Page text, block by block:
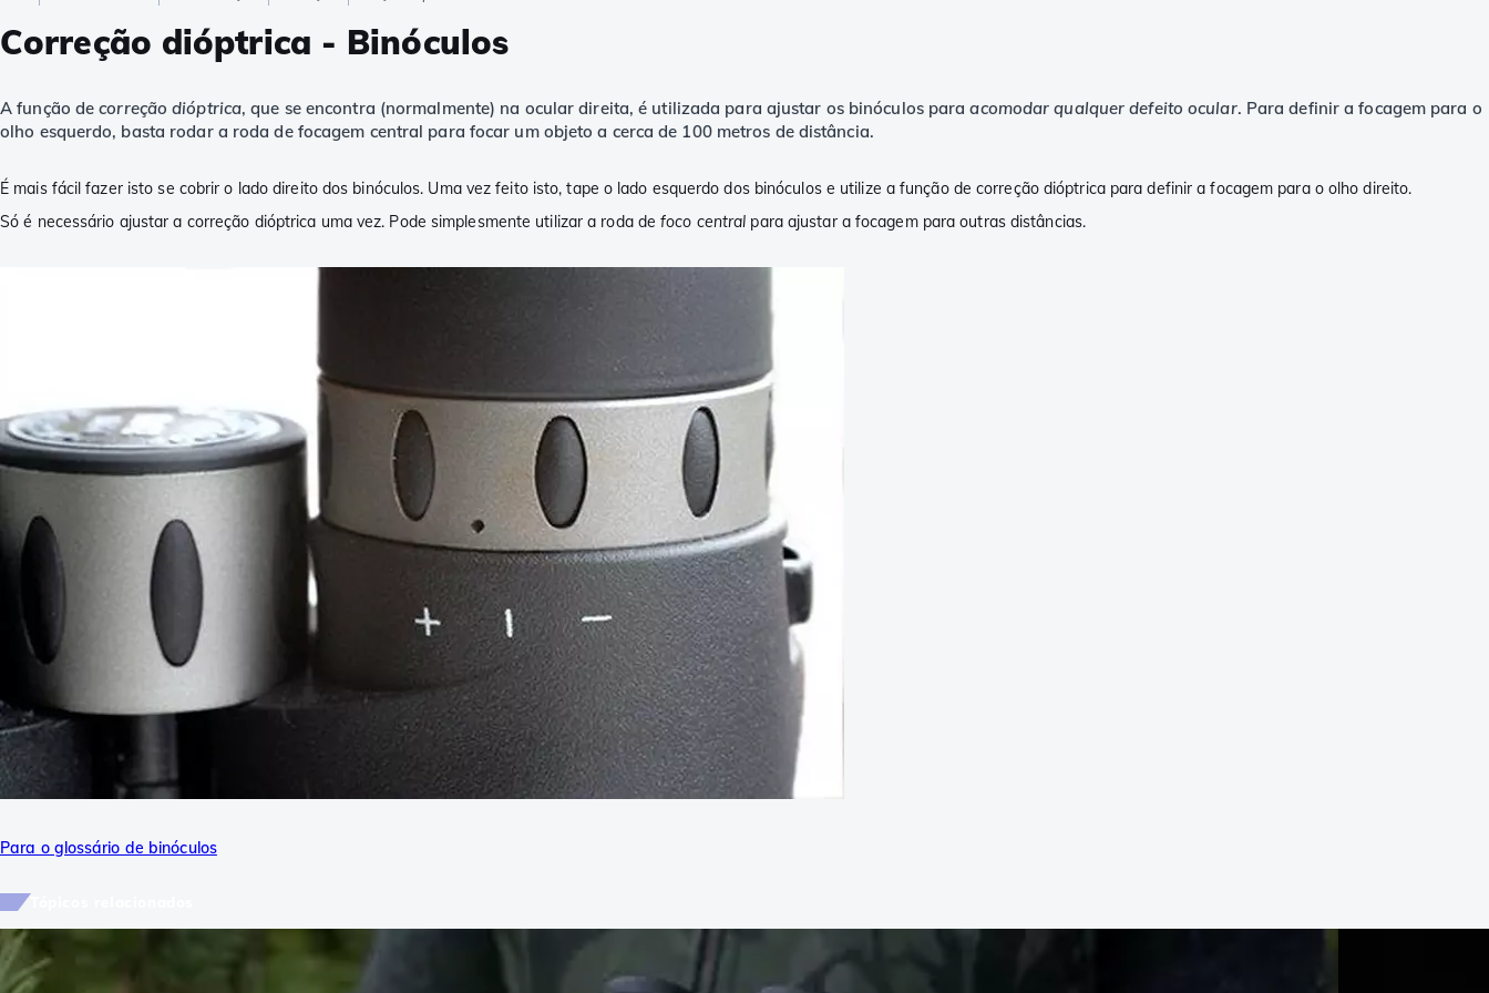
Correção dióptrica - Binóculos
A função decorreção dióptrica, que se encontra (normalmente) na ocular direita, é utilizada para ajustar os binóculos paraacomodar qualquer defeito ocular. Para definir a focagem para o
olho esquerdo, basta rodar a roda de focagem central para focar um objeto a cerca de 100 metros de distância.
É mais fácil fazer isto se cobrir o lado direito dos binóculos. Uma vez feito isto, tape o lado esquerdo dos binóculos e utilize a função de correção dióptrica para definir a focagem para o olho direito.
Só é necessário ajustar a correção dióptrica uma vez. Pode simplesmente utilizar a roda defoco central para ajustar a focagem para outras distâncias.
Para o glossário de binóculos